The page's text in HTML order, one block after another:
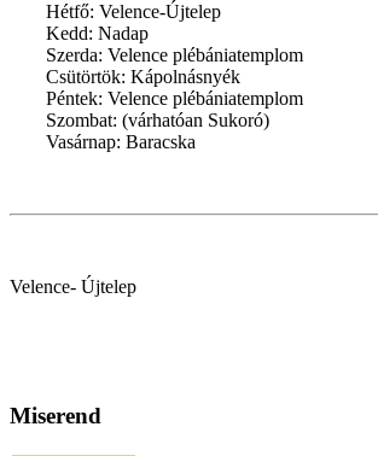
Hétfő: Velence-Újtelep
Kedd: Nadap
Szerda: Velence plébániatemplom
Csütörtök: Kápolnásnyék
Péntek: Velence plébániatemplom
Szombat: (várhatóan Sukoró)
Vasárnap: Baracska
Velence- Újtelep
Miserend